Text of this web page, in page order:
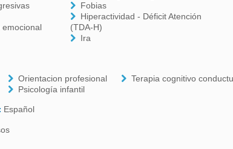
emocional
Fobias
Hiperactividad - Déficit Atención
(TDA-H)
Ira
Orientacion profesional
Psicología infantil
Terapia cognitivo
Español